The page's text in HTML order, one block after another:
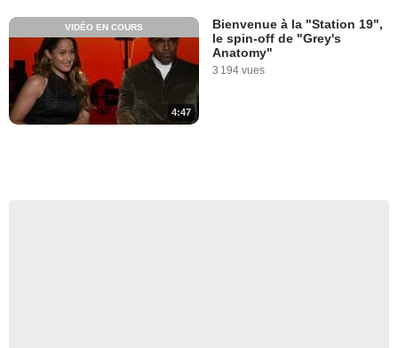
4:47
VIDÉO EN COURS
Bienvenue à la "Station 19",
le spin-off de "Grey's
Anatomy"
3 194 vues